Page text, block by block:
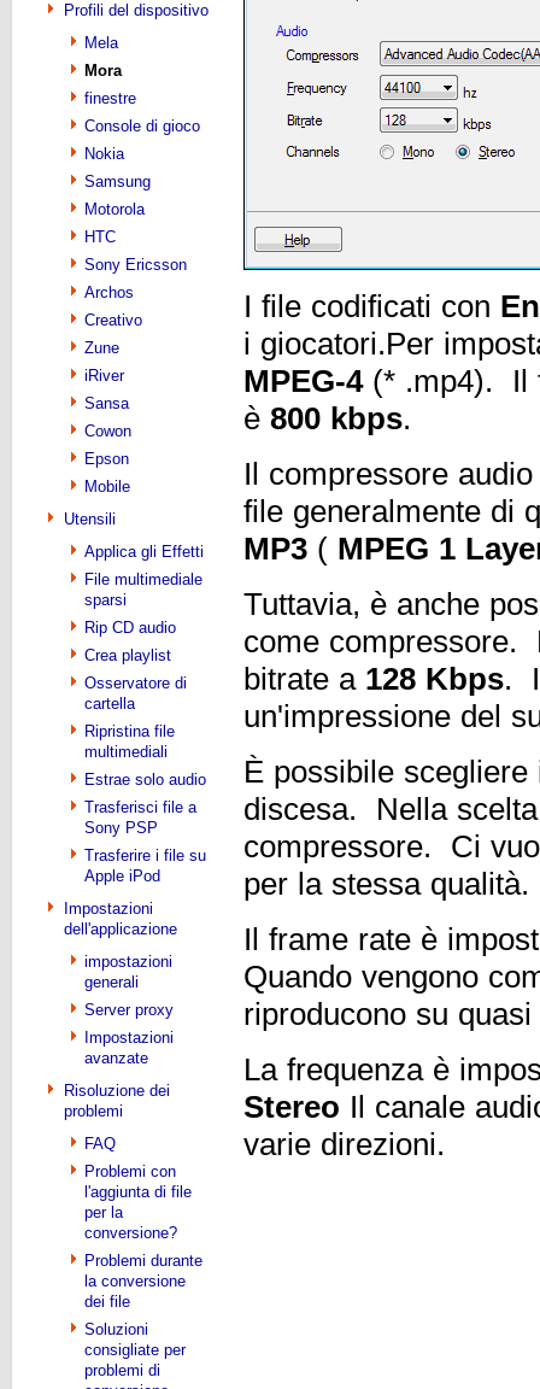
Profili del dispositivo
Mela
Mora
finestre
Console di gioco
Nokia
Samsung
Motorola
HTC
Sony Ericsson
Archos
Creativo
Zune
iRiver
Sansa
Cowon
Epson
Mobile
Utensili
Applica gli Effetti
File multimediale
sparsi
Rip CD audio
Crea playlist
Osservatore di
cartella
Ripristina file
multimediali
Estrae solo audio
Trasferisci file a
Sony PSP
Trasferire i file su
Apple iPod
Impostazioni
dell'applicazione
impostazioni
generali
Server proxy
Impostazioni
avanzate
Risoluzione dei
problemi
FAQ
Problemi con
l'aggiunta di file
per la
conversione?
Problemi durante
la conversione
dei file
Soluzioni
consigliate per
problemi di
I file codificati con
i giocatori.Per
MPEG-4(* .mp4). Il
è 800 kbps.
Il compressore
file generalmente di
MP3 ( MPEG 1
Tuttavia, è anche
come compressore.
bitrate a 128 Kbps.
un'impressione del
È possibile
discesa. Nella
compressore. Ci
per la stessa qualità.
Il frame rate è
Quando vengono
riproducono su
La frequenza è
Stereo Il canale
varie direzioni.